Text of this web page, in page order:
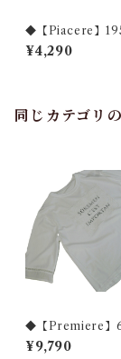
◆【Piacere】
柄プルオーバー◆
¥4,290
同じカテゴリ
◆【Premiere】
冷感素材使用
¥9,790